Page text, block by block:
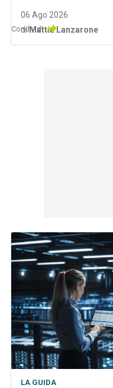
06 Ago 2026
diMattia Lanzarone
Condividi
LA GUIDA